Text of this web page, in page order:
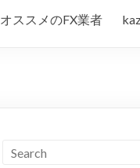
オススメのFX業者